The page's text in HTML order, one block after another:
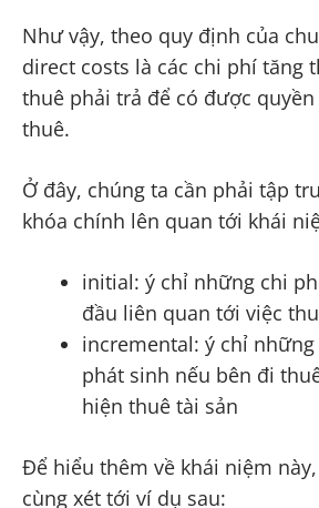
Như vậy, theo quy định của
direct costs là các chi phí tăng
thuê phải trả để có được
thuê.
Ở đây, chúng ta cần phải tập
khóa chính lên quan tới khái
initial: ý chỉ những chi
đầu liên quan tới việc
incremental: ý chỉ
phát sinh nếu bên đi
hiện thuê tài sản
Để hiểu thêm về khái niệm
cùng xét tới ví dụ sau: